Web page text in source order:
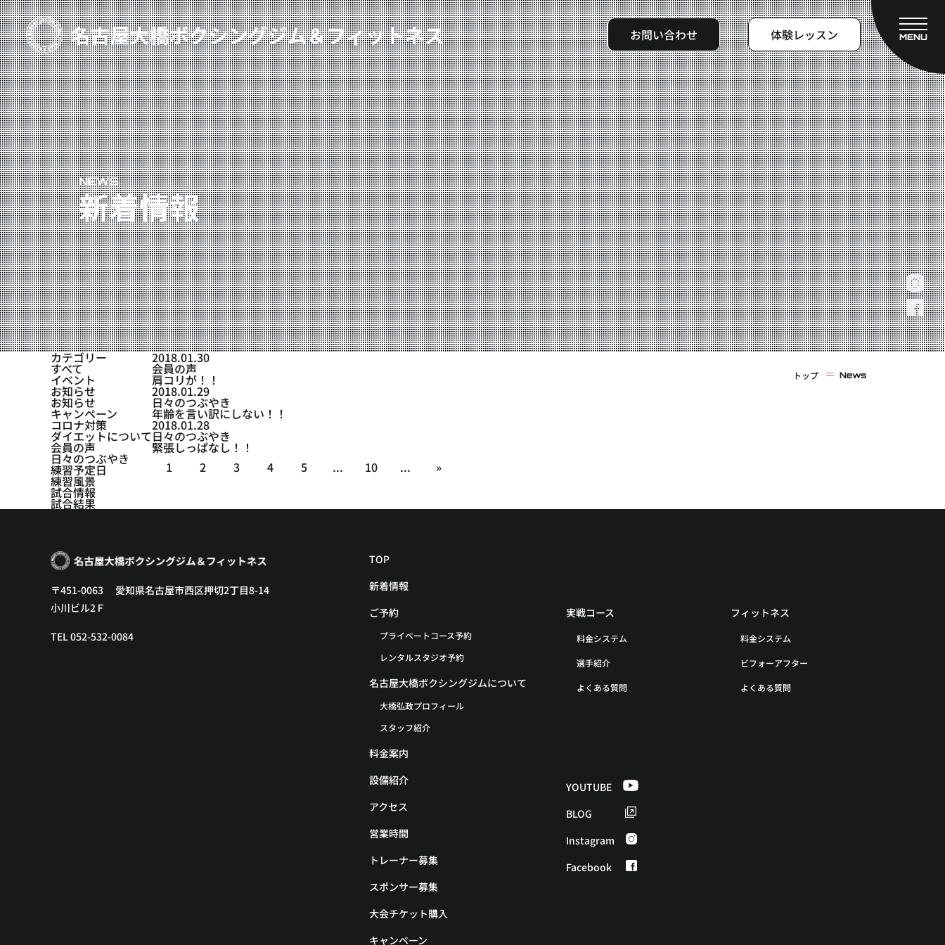
お問い合わせ 体験レッスン
MENU
TOP
新着情報
ご予約
プライベートコース予約
レンタルスタジオ予約
名古屋大橋ボクシングジムについて
大橋弘政プロフィール
スタッフ紹介
料金案内
設備紹介
アクセス
営業時間
トレーナー募集
スポンサー募集
大会チケット購入
キャンペーン
実戦コース
料金システム
選手紹介
よくある質問
フィットネスコース
料金システム
ビフォーアフター
よくある質問
NEWS
新着情報
トップ News
カテゴリー
すべて
イベント
お知らせ
お知らせ
キャンペーン
コロナ対策
ダイエットについて
会員の声
日々のつぶやき
練習予定日
練習風景
試合情報
試合結果
2018.01.30
会員の声
肩コリが！！
2018.01.29
日々のつぶやき
年齢を言い訳にしない！！
2018.01.28
日々のつぶやき
緊張しっぱなし！！
1
2 3 4 5 ... 10 ... »
〒451-0063 愛知県名古屋市西区押切2丁目8-14
小川ビル2Ｆ
TEL 052-532-0084
TOP
新着情報
ご予約
プライベートコース予約
レンタルスタジオ予約
名古屋大橋ボクシングジムについて
大橋弘政プロフィール
スタッフ紹介
料金案内
設備紹介
アクセス
営業時間
トレーナー募集
スポンサー募集
大会チケット購入
キャンペーン
実戦コース
料金システム
選手紹介
よくある質問
フィットネス
料金システム
ビフォーアフター
よくある質問
YOUTUBE
BLOG
Instagram
Facebook